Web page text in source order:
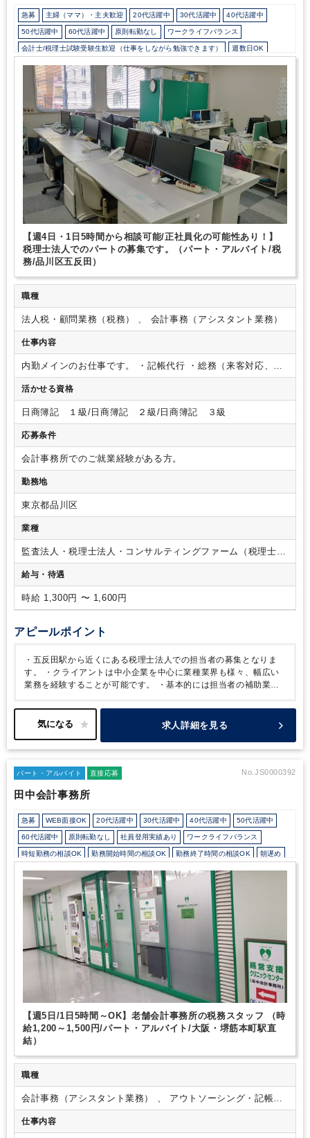
急募 主婦（ママ）・主夫歓迎 20代活躍中 30代活躍中 40代活躍中
50代活躍中 60代活躍中 原則転勤なし ワークライフバランス
会計士/税理士試験受験生歓迎（仕事をしながら勉強できます） 週数日OK
週4日勤務 週5日勤務 時短勤務の相談OK 勤務開始時間の相談OK
勤務終了時間の相談OK 朝遅め 10時以降出社OK 定時早め
16時以前退社OK フルタイム 1日7時間未満勤務OK
残業なし 駅から徒歩5分以内 研修・資格取得支援 土日祝休み 弥生会計
ミロク
【週4日・1日5時間から相談可能/正社員化の可能性あり！】
税理士法人でのパートの募集です。（パート・アルバイト/税
務/品川区五反田）
職種
法人税・顧問業務（税務） 、 会計事務（アシスタント業務）
仕事内容
内勤メインのお仕事です。 ・記帳代行 ・総務（来客対応、お
茶出し、備品管理、宅配便受け取り、請求書発行、ファイル作
成） 等 その他ご希望に応じて、各種申告書作成業務もお任
活かせる資格
日商簿記 １級/日商簿記 ２級/日商簿記 ３級
応募条件
会計事務所でのご就業経験がある方。
勤務地
東京都品川区
業種
監査法人・税理士法人・コンサルティングファーム（税理士法
人）
給与・待遇
時給 1,300円 〜 1,600円
アピールポイント
・五反田駅から近くにある税理士法人での担当者の募集となりま
す。
・クライアントは中小企業を中心に業種業界も様々、幅広い
業務を経験することが可能です。
・基本的には担当者の補助業務
に合わせて申告業務等にチャレンジすることも可能です。・所内
はアットホームな環境なので、相談しやすい環境がございます。
求人詳細を見る
パート・アルバイト 直接応募 No.JS0000392
田中会計事務所
急募 WEB面接OK 20代活躍中 30代活躍中 40代活躍中 50代活躍中
60代活躍中 原則転勤なし 社員登用実績あり ワークライフバランス
時短勤務の相談OK 勤務開始時間の相談OK 勤務終了時間の相談OK 朝遅め
10時以降出社OK 定時早め 16時以前退社OK フルタイム 時短OK
1日7時間未満勤務OK 9時30分出社OK 駅から徒歩5分以内 駅直結
休憩室あり 社内システム等のOJT 業務手順等のOJT 土日祝休み
完全週休2日制 EXCELのスキルが活かせる 弥生会計 freee
【週5日/1日5時間～OK】老舗会計事務所の税務スタッフ （時
給1,200～1,500円/パート・アルバイト/大阪・堺筋本町駅直
結）
職種
会計事務（アシスタント業務） 、 アウトソーシング・記帳代
行 、 法人税・顧問業務（税務）
仕事内容